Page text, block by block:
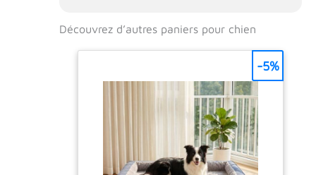
utiles pour votre
animal de
compagnie sont :
66 cm de long x 42
cm de large.
Également
disponible dans
d'autres tailles
Découvrez d’autres paniers pour chien
-5%